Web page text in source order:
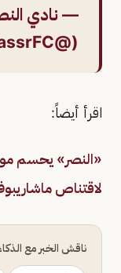
— نادي
(@AlNassrFC)
اقرأ أيضاً:
«النصر» يحسم
لاقتناص
ناقش الخبر مع